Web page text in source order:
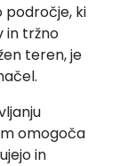
področje, ki
in tržno
teren, je
omogoča
in